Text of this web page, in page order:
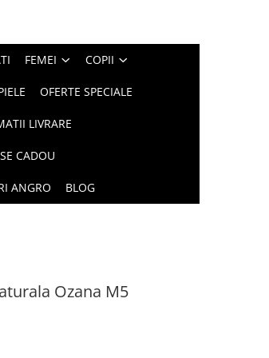
FEMEI COPII
OFERTE SPECIALE
LIVRARE
CADOU
ANGRO BLOG
Ozana M5